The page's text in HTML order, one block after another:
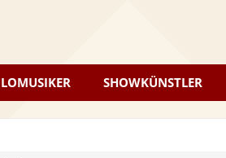
SHOWKÜNSTLER